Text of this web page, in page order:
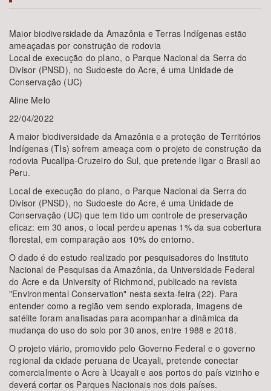
Subtema
Área de Levantamento
Área Protegida
Maior biodiversidade da Amazônia e Terras Indígenas estão
ameaçadas por construção de rodovia
Local de execução do plano, o Parque Nacional da Serra do
Divisor (PNSD), no Sudoeste do Acre, é uma Unidade de
Conservação (UC)
Aline Melo
22/04/2022
A maior biodiversidade da Amazônia e a proteção de Territórios
Indígenas (TIs) sofrem ameaça com o projeto de construção da
rodovia Pucallpa-Cruzeiro do Sul, que pretende ligar o Brasil ao
Peru.
Local de execução do plano, o Parque Nacional da Serra do
Divisor (PNSD), no Sudoeste do Acre, é uma Unidade de
Conservação (UC) que tem tido um controle de preservação
eficaz: em 30 anos, o local perdeu apenas 1% da sua cobertura
florestal, em comparação aos 10% do entorno.
O dado é do estudo realizado por pesquisadores do Instituto
Nacional de Pesquisas da Amazônia, da Universidade Federal
do Acre e da University of Richmond, publicado na revista
"Environmental Conservation" nesta sexta-feira (22). Para
entender como a região vem sendo explorada, imagens de
satélite foram analisadas para acompanhar a dinâmica da
mudança do uso do solo por 30 anos, entre 1988 e 2018.
O projeto viário, promovido pelo Governo Federal e o governo
regional da cidade peruana de Ucayali, pretende conectar
comercialmente o Acre à Ucayali e aos portos do país vizinho e
deverá cortar os Parques Nacionais nos dois países.